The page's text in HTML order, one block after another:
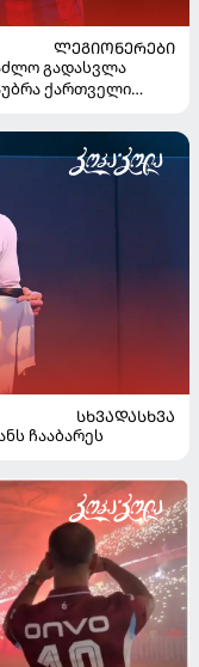
ᲚᲔᲒᲘᲝᲜᲔᲠᲔᲑᲘ
გადასვლა
ქართველი
ᲡᲮᲕᲐᲓᲐᲡᲮᲕᲐ
ჩააბარეს